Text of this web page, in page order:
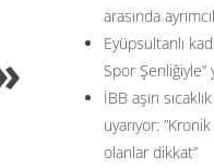
arasında
Eyüpsultanlı
Spor
İBB aşırı
uyarıyor: ”Kronik
olanlar dikkat”